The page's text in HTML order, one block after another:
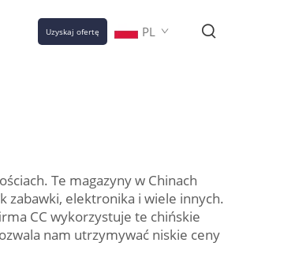
Uzyskaj ofertę PL
Te magazyny w Chinach
zabawki, elektronika i wiele innych.
CC wykorzystuje te chińskie
nam utrzymywać niskie ceny